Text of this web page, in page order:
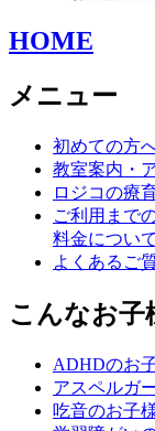
HOME
メニュー
初めての方
教室案内・
ロジコの療
ご利用まで
料金について
よくあるご
こんなお子
ADHDのお
アスペルガ
吃音のお子